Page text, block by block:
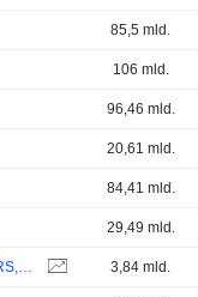
85,5 mld.
106 mld.
96,46 mld.
20,61 mld.
84,41 mld.
29,49 mld.
WESTERN MIDSTREAM PARTNERS, LP 3,84 mld.